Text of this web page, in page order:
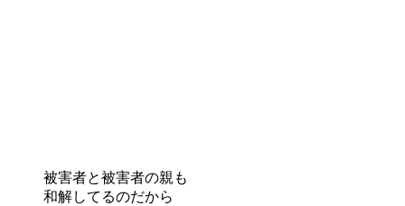
被害者と被害者の親も
和解してるのだから